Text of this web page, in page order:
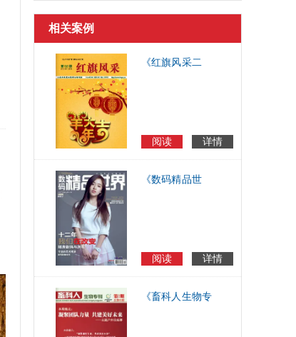
相关案例
《红旗风采二
阅读 详情
《数码精品世
阅读 详情
《畜科人生物专